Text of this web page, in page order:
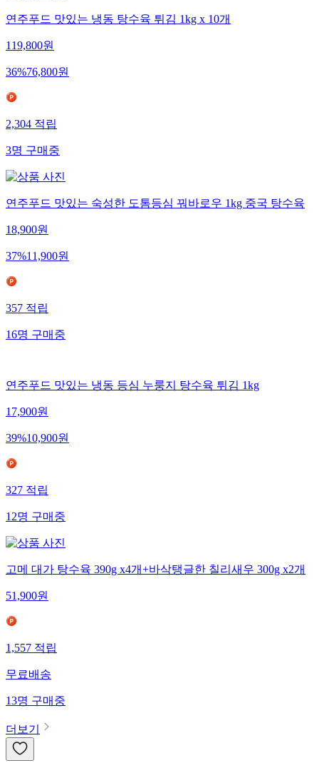
연주푸드 맛있는 냉동 탕수육 튀김 1kg x 10개
119,800원
36%76,800원
2,304적립
3명구매중
연주푸드 맛있는 숙성한 도톰등심 꿔바로우 1kg 중국 탕수육
18,900원
37%11,900원
357적립
16명구매중
연주푸드 맛있는 냉동 등심 누룽지 탕수육 튀김 1kg
17,900원
39%10,900원
327적립
12명구매중
고메 대가 탕수육 390g x4개+바삭탱글한 칠리새우 300g x2개
51,900원
1,557적립
무료배송
13명구매중
더보기